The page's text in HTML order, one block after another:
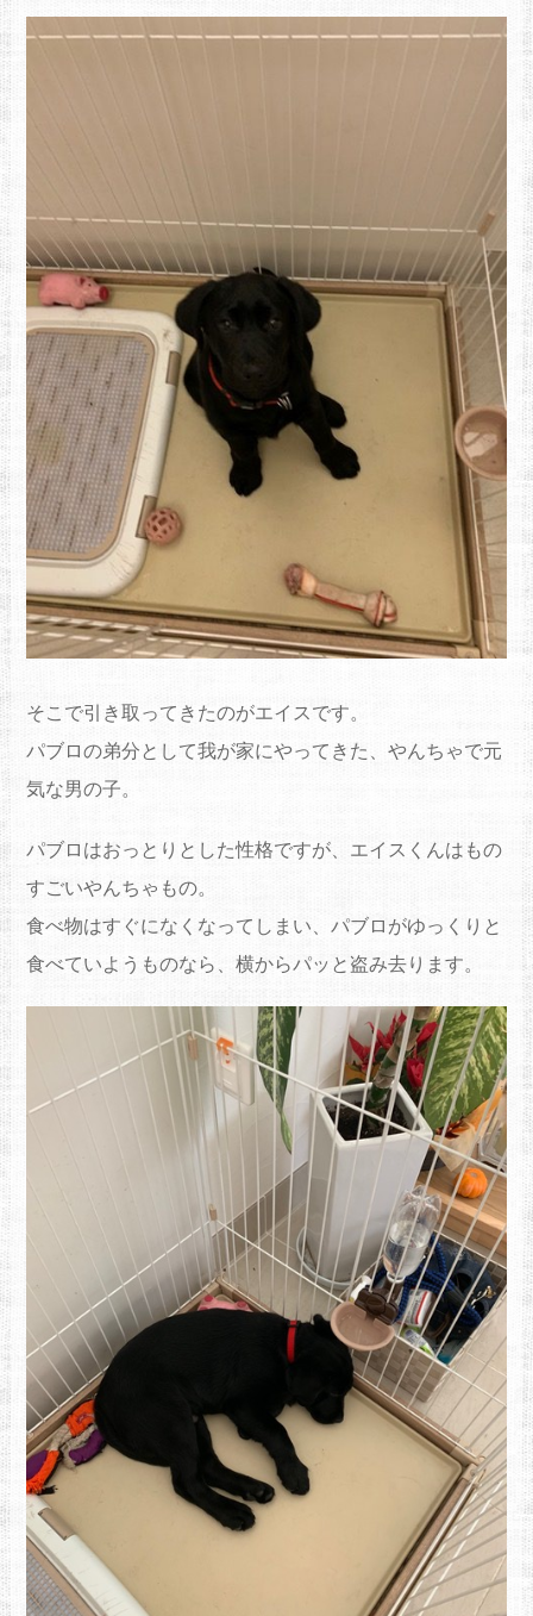
そこで引き取ってきたのがエイスです。
パブロの弟分として我が家にやってきた、やんちゃで元
気な男の子。
パブロはおっとりとした性格ですが、エイスくんはもの
すごいやんちゃもの。
食べ物はすぐになくなってしまい、パブロがゆっくりと
食べていようものなら、横からパッと盗み去ります。